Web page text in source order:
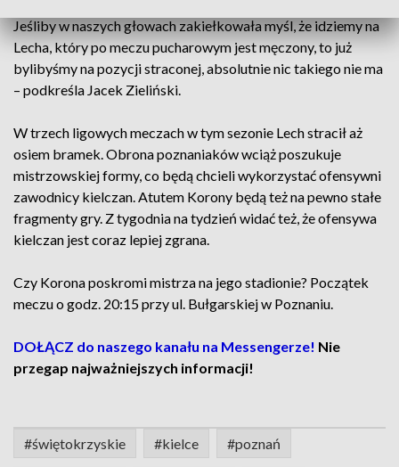
Jeśliby w naszych głowach zakiełkowała myśl, że idziemy na
Lecha, który po meczu pucharowym jest męczony, to już
bylibyśmy na pozycji straconej, absolutnie nic takiego nie ma
– podkreśla Jacek Zieliński.
W trzech ligowych meczach w tym sezonie Lech stracił aż
osiem bramek. Obrona poznaniaków wciąż poszukuje
mistrzowskiej formy, co będą chcieli wykorzystać ofensywni
zawodnicy kielczan. Atutem Korony będą też na pewno stałe
fragmenty gry. Z tygodnia na tydzień widać też, że ofensywa
kielczan jest coraz lepiej zgrana.
Czy Korona poskromi mistrza na jego stadionie? Początek
meczu o godz. 20:15 przy ul. Bułgarskiej w Poznaniu.
DOŁĄCZ do naszego kanału na Messengerze! Nie
przegap najważniejszych informacji!
#świętokrzyskie #kielce #poznań